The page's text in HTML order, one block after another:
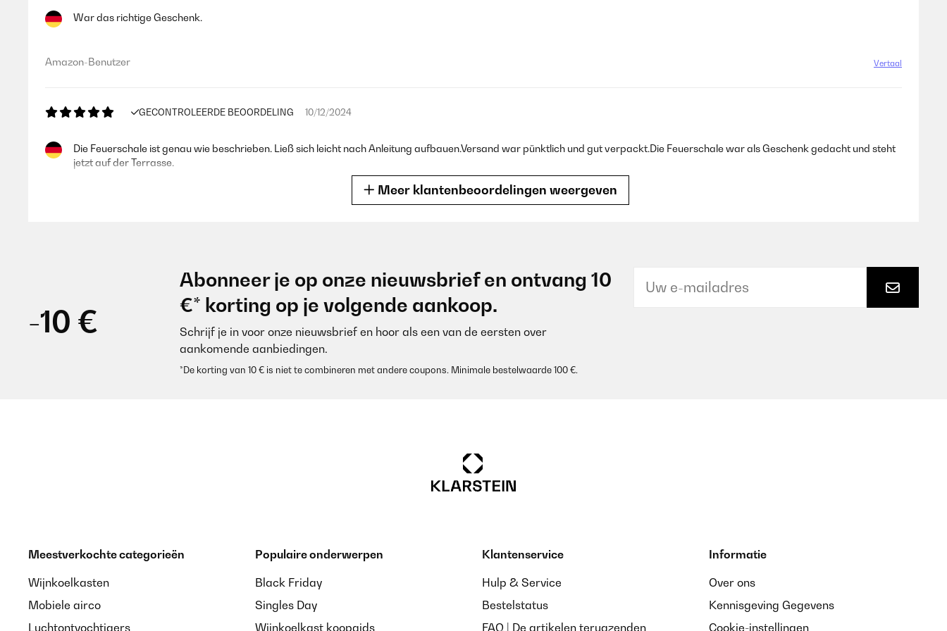
War das richtige Geschenk.
Amazon-Benutzer Vertaal
GECONTROLEERDE BEOORDELING 10/12/2024
Die Feuerschale ist genau wie beschrieben. Ließ sich leicht nach Anleitung aufbauen.Versand war pünktlich und gut verpackt.Die Feuerschale war als Geschenk gedacht und steht
jetzt auf der Terrasse.
Sehr guter Service, da der Ascherost fehlte. Im Garten klasse und nach dem Stockbrot Deckel rauf herrlich
Amazon-Benutzer
Conforme à la description, très stylé, à voir à l'usage.
Meer klantenbeoordelingen weergeven
-10 €
Abonneer je op onze nieuwsbrief en ontvang 10
€* korting op je volgende aankoop.
Schrijf je in voor onze nieuwsbrief en hoor als een van de eersten over
aankomende aanbiedingen.
*De korting van 10 € is niet te combineren met andere coupons. Minimale bestelwaarde 100 €.
Meestverkochte categorieën
Wijnkoelkasten
Mobiele airco
Luchtontvochtigers
Populaire onderwerpen
Black Friday
Singles Day
Wijnkoelkast koopgids
Klantenservice
Hulp & Service
Bestelstatus
FAQ | De artikelen terugzenden
Informatie
Over ons
Kennisgeving Gegevens
Cookie-instellingen